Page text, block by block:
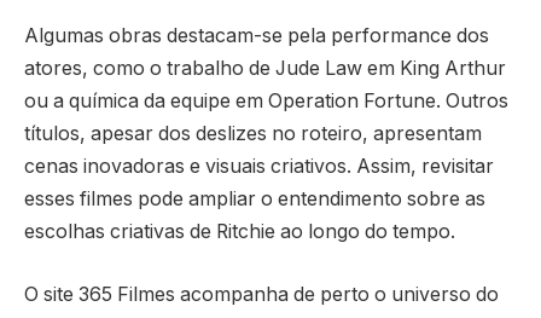
Algumas obras destacam-se pela performance dos
atores, como o trabalho de Jude Law em King Arthur
ou a química da equipe em Operation Fortune. Outros
títulos, apesar dos deslizes no roteiro, apresentam
cenas inovadoras e visuais criativos. Assim, revisitar
esses filmes pode ampliar o entendimento sobre as
escolhas criativas de Ritchie ao longo do tempo.
O site 365 Filmes acompanha de perto o universo do